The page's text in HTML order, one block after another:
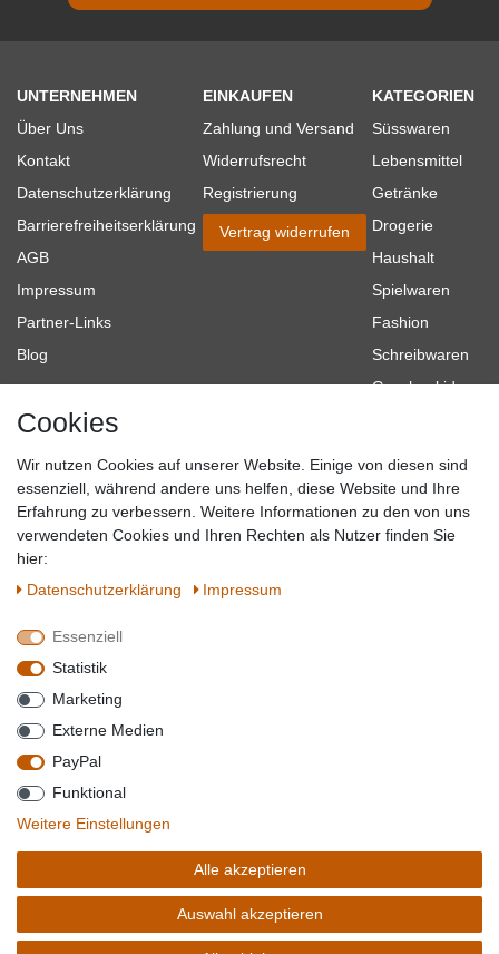
UNTERNEHMEN
Über Uns
Kontakt
Datenschutzerklärung
Barrierefreiheitserklärung
AGB
Impressum
Partner-Links
Blog
EINKAUFEN
Zahlung und Versand
Widerrufsrecht
Registrierung
Vertrag widerrufen
KATEGORIEN
Süsswaren
Lebensmittel
Getränke
Drogerie
Haushalt
Spielwaren
Fashion
Schreibwaren
Geschenkideen
Topmarken
SICHER EINKAUFEN
QUALITÄT
BESUCHEN SIE UNS AUF
*Alle Preise verstehen sich inkl. MwSt. zzgl. Versandkosten. **Gilt für Lieferungen
innerhalb deutschlands, Lieferzeiten für andere Länder entnehmen Sie bitte der
Schaltfäche mit denVersandinformationen. *** Bei den ausgewiesenen Versandkosten
handelt es sich um die StandardVersandkostenfür Deutschland, diese ändern sich je
nach Auswahl Ihres Lieferlandes.
Copyright 2020 © Mega-Paradies GmbH | Alle Rechte vorbehalten.
Cookies
Wir nutzen Cookies auf unserer Website. Einige von diesen sind
essenziell, während andere uns helfen, diese Website und Ihre
Erfahrung zu verbessern. Weitere Informationen zu den von uns
verwendeten Cookies und Ihren Rechten als Nutzer finden Sie
hier:
Daten­schutz­erklärung
Impressum
Essenziell
Statistik
Marketing
Externe Medien
PayPal
Funktional
Weitere Einstellungen
Alle akzeptieren
Auswahl akzeptieren